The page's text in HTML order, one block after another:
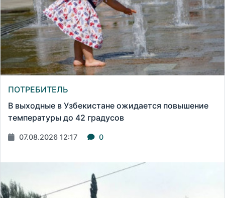
ПОТРЕБИТЕЛЬ
В выходные в Узбекистане ожидается повышение
температуры до 42 градусов
07.08.2026 12:17 0